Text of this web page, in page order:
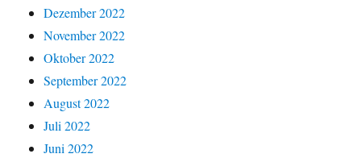
Dezember 2022
November 2022
Oktober 2022
September 2022
August 2022
Juli 2022
Juni 2022